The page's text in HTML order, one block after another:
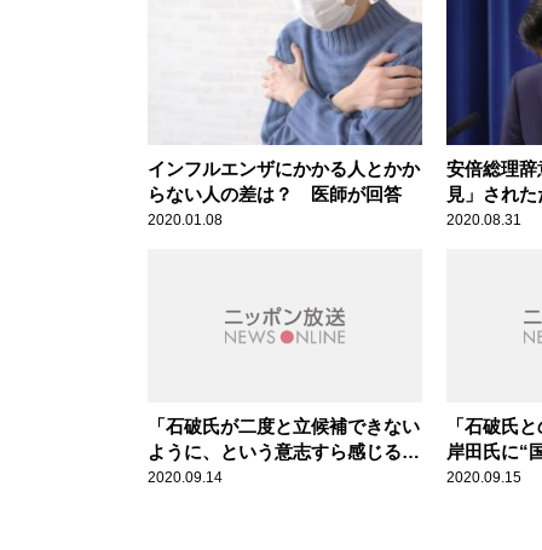
インフルエンザにかかる人とかか
らない人の差は？ 医師が回答
2020.01.08
安倍総理
見」され
2020.08.31
「石破氏が二度と立候補できない
ように、という意志すら感じる」
国会議員票の土壇場の“票回し”を
2020.09.14
「石破氏
岸田氏に“
自民党総
2020.09.15